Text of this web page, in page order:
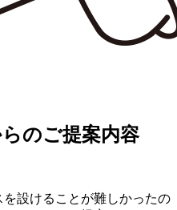
のご提案内容
設けることが難しかったの